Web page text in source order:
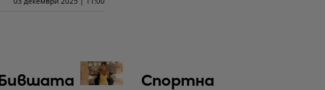
Бившата
Спортна